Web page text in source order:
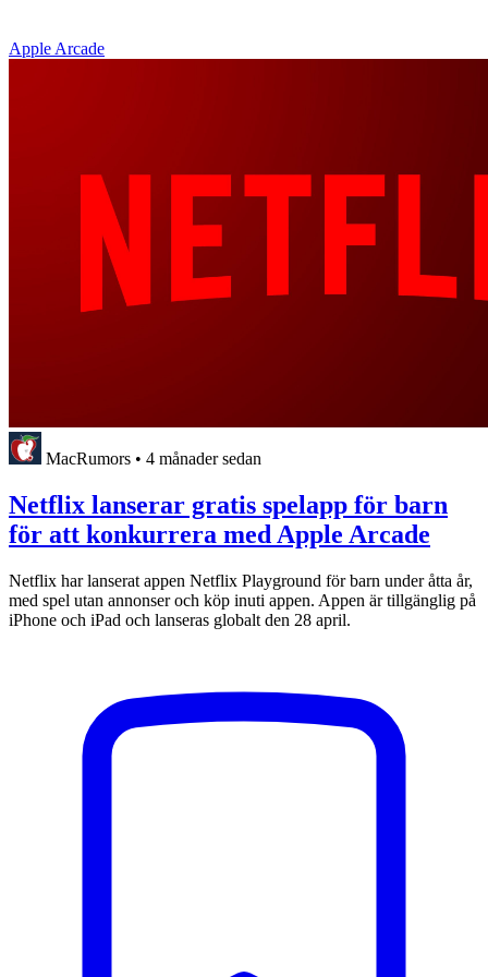
Apple Arcade
MacRumors • 4 månader sedan
Netflix lanserar gratis spelapp för barn
för att konkurrera med Apple Arcade
Netflix har lanserat appen Netflix Playground för barn under åtta år,
med spel utan annonser och köp inuti appen. Appen är tillgänglig på
iPhone och iPad och lanseras globalt den 28 april.